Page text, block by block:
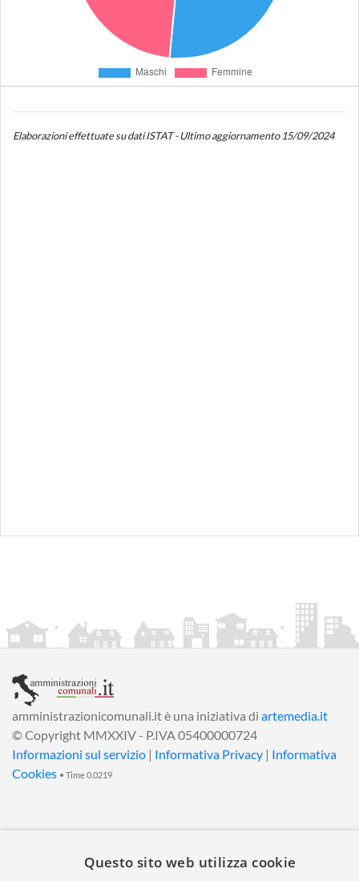
Elaborazioni effettuate su dati ISTAT - Ultimo aggiornamento 15/09/2024
amministrazionicomunali.it è una iniziativa di artemedia.it
© Copyright MMXXIV - P.IVA 05400000724
Informazioni sul servizio | Informativa Privacy | Informativa
Cookies • Time 0.0219
Questo sito web utilizza cookie